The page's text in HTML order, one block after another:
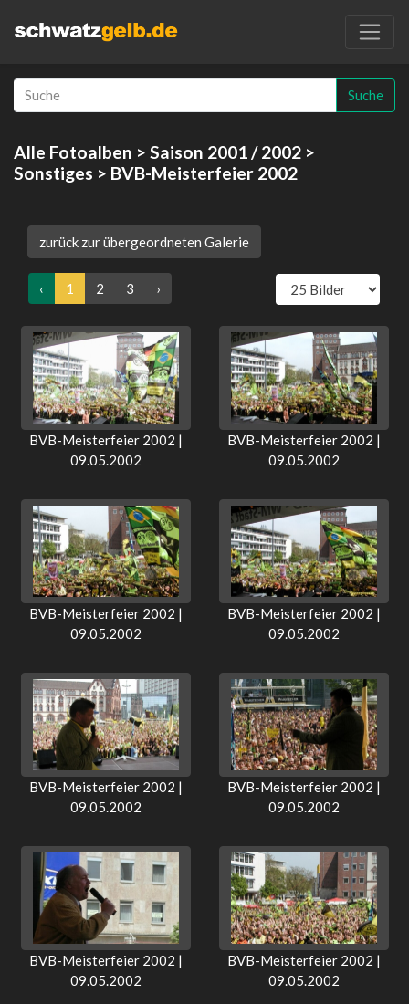
Suche
Alle Fotoalben > Saison 2001 / 2002 >
Sonstiges > BVB-Meisterfeier 2002
zurück zur übergeordneten Galerie
‹ 1 2 3 ›
BVB-Meisterfeier 2002 |
09.05.2002
BVB-Meisterfeier 2002 |
09.05.2002
BVB-Meisterfeier 2002 |
09.05.2002
BVB-Meisterfeier 2002 |
09.05.2002
BVB-Meisterfeier 2002 |
09.05.2002
BVB-Meisterfeier 2002 |
09.05.2002
BVB-Meisterfeier 2002 |
09.05.2002
BVB-Meisterfeier 2002 |
09.05.2002